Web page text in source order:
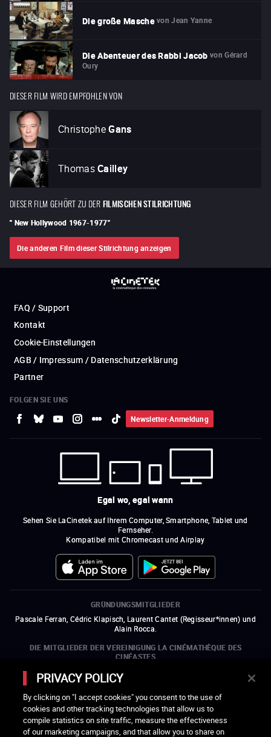
Die große Masche von Jean Yanne
Die Abenteuer des Rabbi Jacob von Gérard
Oury
DIESER FILM WIRD EMPFOHLEN VON
ChristopheGans
ThomasCailley
DIESER FILM GEHÖRT ZU DERFILMISCHEN STILRICHTUNG
" New Hollywood 1967-1977"
Die anderen Film dieser Stilrichtung anzeigen
FAQ / Support
Kontakt
Cookie-Einstellungen
AGB / Impressum / Datenschutzerklärung
Partner
FOLGEN SIE UNS
Newsletter-Anmeldung
Egal wo, egal wann
Sehen Sie LaCinetek auf Ihrem Computer, Smartphone, Tablet und
Fernseher.
Kompatibel mit Chromecast und Airplay
GRÜNDUNGSMITGLIEDER
Pascale Ferran, Cédric Klapisch, Laurent Cantet (Regisseur*innen) und
Alain Rocca.
DIE MITGLIEDER DER VEREINIGUNG LA CINÉMATHÈQUE DES
CINÉASTES
Olivier Assayas, Bertrand Bonello, Michel Hazanavicius (Repräsentant der
ARP), Rebecca Zlotowski und Mikael Buch (Repräsentant der SRF)
DIE MITGLIEDSORGANISATIONEN DER VEREINIGUNG LA
CINÉMATHÈQUE DES CINÉASTES
PRIVACY POLICY
By clicking on "I accept cookies" you consent to the use of
cookies and other tracking technologies that allow us to
compile statistics on site traffic, measure the effectiveness
of our marketing campaigns, and that allow you to share on